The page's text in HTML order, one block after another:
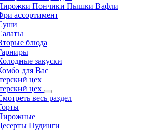
Пончики Пышки Вафли
ассортимент
блюда
закуски
для Вас
цех
цех
весь раздел
Пудинги